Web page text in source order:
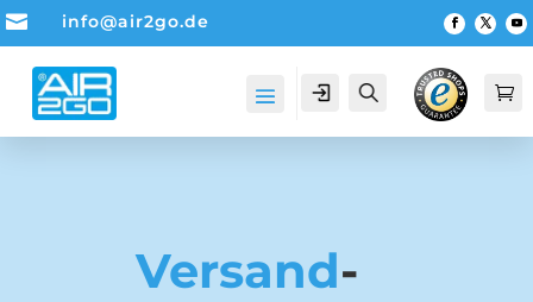
 info@air2go.de
Account Suche 
Versand­